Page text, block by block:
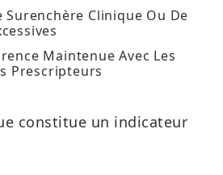
Surenchère Clinique Ou De
Maintenue Avec Les
Prescripteurs
constitue un indicateur